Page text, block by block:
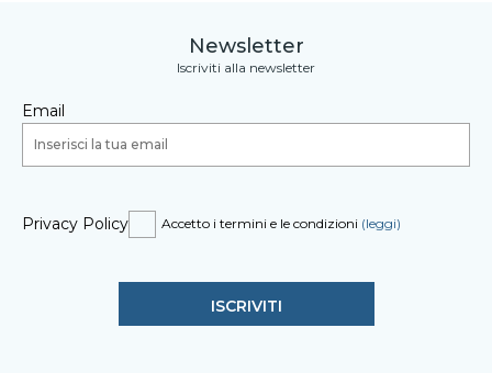
Newsletter
Iscriviti alla newsletter
Email
Privacy Policy Accetto i termini e le condizioni (leggi)